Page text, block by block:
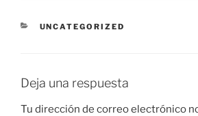
CATEGORÍAS
UNCATEGORIZED
Deja una respuesta
Tu dirección de correo electrónico